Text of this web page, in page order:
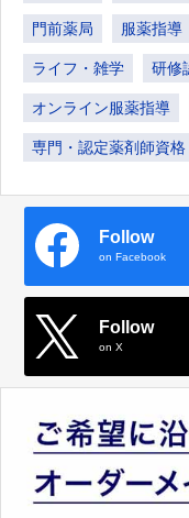
門前薬局 服薬指導
ライフ・雑学 研修
オンライン服薬指導
専門・認定薬剤師資格
Follow
on Facebook
Follow
on X